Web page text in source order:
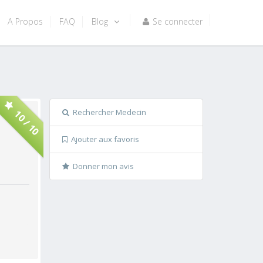
A Propos FAQ Blog Se connecter
10 / 10 Rechercher Medecin
Ajouter aux favoris
Donner mon avis